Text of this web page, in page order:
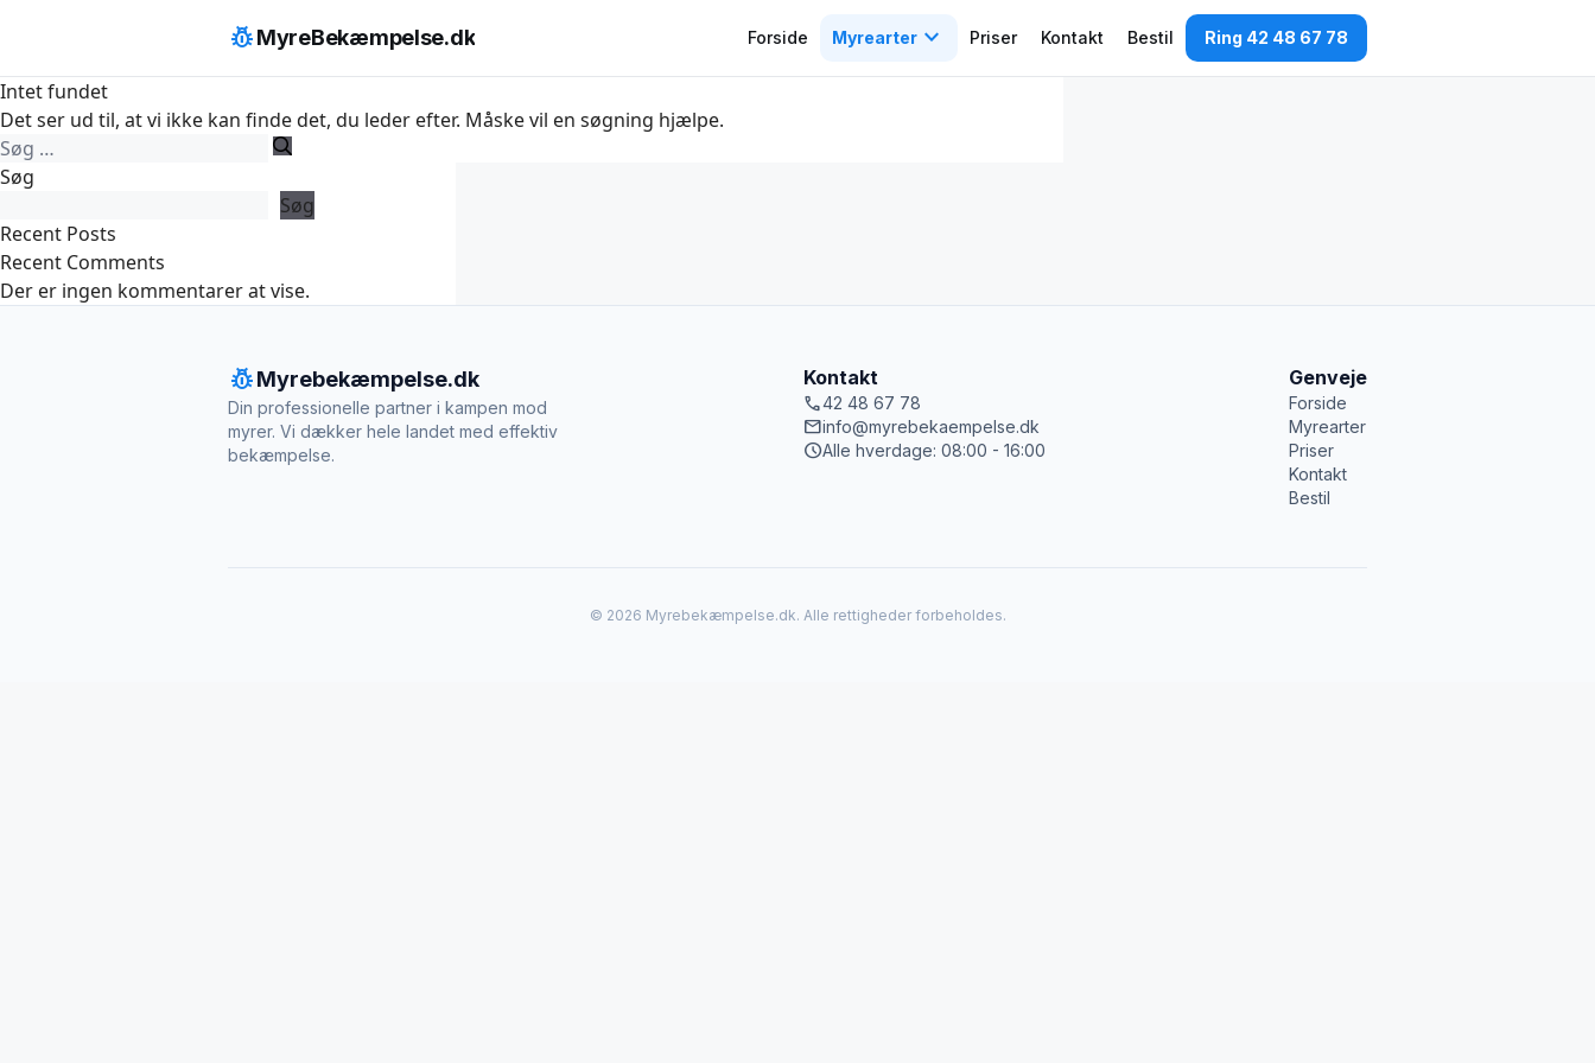
indhold
pest_controlMyreBekæmpelse.dk Forside Myrearter expand_more Priser Kontakt Bestil Ring 42 48 67 78
Intet fundet
Det ser ud til, at vi ikke kan finde det, du leder efter. Måske vil en søgning hjælpe.
Søg
efter:
Søg
Søg
Recent Posts
Recent Comments
Der er ingen kommentarer at vise.
pest_controlMyrebekæmpelse.dk
Din professionelle partner i kampen mod
myrer. Vi dækker hele landet med effektiv
bekæmpelse.
Kontakt
call42 48 67 78
mailinfo@myrebekaempelse.dk
scheduleAlle hverdage: 08:00 - 16:00
Genveje
Forside
Myrearter
Priser
Kontakt
Bestil
© 2026 Myrebekæmpelse.dk. Alle rettigheder forbeholdes.